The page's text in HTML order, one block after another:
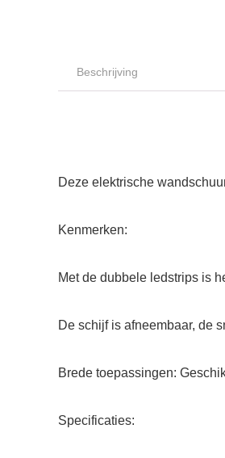
Beschrijving
Deze elektrische
Kenmerken:
Met de dubbele ledstrips is
De schijf is afneembaar, de
Brede toepassingen:
Specificaties: